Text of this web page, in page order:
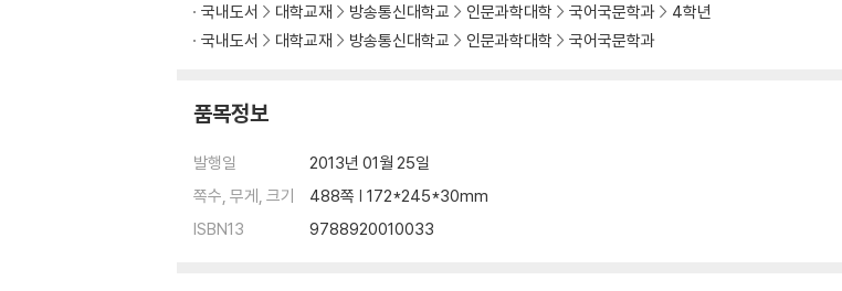
9. 민속극의 세계
11. 속담의 세계
국내도서
대학교재 방송통신대학교 인문과학대학 국어국문학과
4학년
국내도서
대학교재 방송통신대학교 인문과학대학 국어국문학과
품목정보
발행일
2013년 01월 25일
쪽수, 무게, 크기
488쪽 | 172*245*30mm
ISBN13
9788920010033